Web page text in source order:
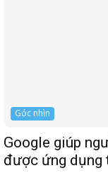
Góc nhìn
Google giúp
được ứng dụng